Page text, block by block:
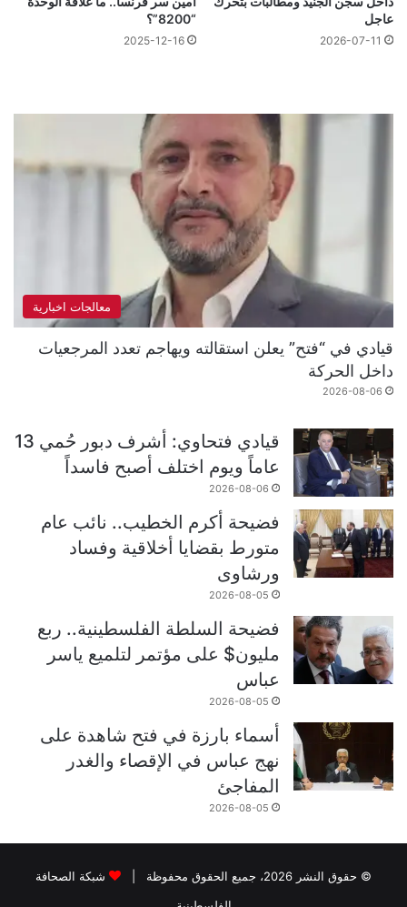
عاجل
2026-07-11
“8200”؟
2025-12-16
معالجات اخبارية
قيادي في “فتح” يعلن استقالته ويهاجم تعدد المرجعيات
داخل الحركة
2026-08-06
قيادي فتحاوي: أشرف دبور حُمي 13
عاماً ويوم اختلف أصبح فاسداً
2026-08-06
فضيحة أكرم الخطيب.. نائب عام
متورط بقضايا أخلاقية وفساد
ورشاوى
2026-08-05
فضيحة السلطة الفلسطينية.. ربع
مليون$ على مؤتمر لتلميع ياسر
عباس
2026-08-05
أسماء بارزة في فتح شاهدة على
نهج عباس في الإقصاء والغدر
المفاجئ
2026-08-05
© حقوق النشر 2026، جميع الحقوق محفوظة |
شبكة الصحافة